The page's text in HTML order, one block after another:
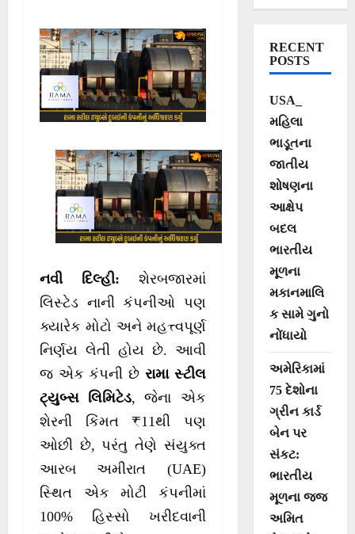
કરોડમાં કર્યું
અધિગ્રહણ!
નવી દિલ્હી: શેરબજારમાં
લિસ્ટેડ નાની કંપનીઓ પણ
ક્યારેક મોટો અને મહત્ત્વપૂર્ણ
નિર્ણય લેતી હોય છે. આવી
જ એક કંપની છે રામા સ્ટીલ
ટ્યુબ્સ લિમિટેડ, જેના એક
શેરની કિંમત ₹11થી પણ
ઓછી છે, પરંતુ તેણે સંયુક્ત
આરબ અમીરાત (UAE)
સ્થિત એક મોટી કંપનીમાં
100% હિસ્સો ખરીદવાની
RECENT
POSTS
USA_
મહિલા
ભાડૂતના
જાતીય
શોષણના
આક્ષેપ
બદલ
ભારતીય
મૂળના
મકાનમાલિ
ક સામે ગુનો
નોંધાયો
અમેરિકામાં
75 દેશોના
ગ્રીન કાર્ડ
બેન પર
સંકટ:
ભારતીય
મૂળના જજ
અમિત